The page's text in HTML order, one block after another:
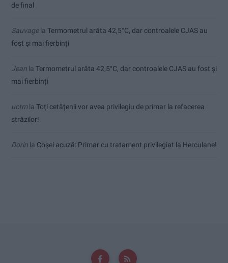
de final
Sauvagela Termometrul arăta 42,5°C, dar controalele CJAS au
fost și mai fierbinți
Jean la Termometrul arăta 42,5°C, dar controalele CJAS au fost și
mai fierbinți
uctmla Toți cetățenii vor avea privilegiu de primar la refacerea
străzilor!
Dorin la Coșei acuză: Primar cu tratament privilegiat la Herculane!